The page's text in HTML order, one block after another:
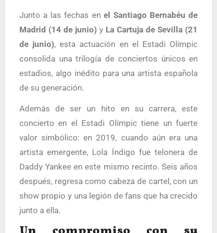
Junto a las fechas en el Santiago Bernabéu de
Madrid (14 de junio) y La Cartuja de Sevilla (21
de junio), esta actuación en el Estadi Olímpic
consolida una trilogía de conciertos únicos en
estadios, algo inédito para una artista española
de su generación.
Además de ser un hito en su carrera, este
concierto en el Estadi Olímpic tiene un fuerte
valor simbólico: en 2019, cuando aún era una
artista emergente, Lola Índigo fue telonera de
Daddy Yankee en este mismo recinto. Seis años
después, regresa como cabeza de cartel, con un
show propio y una legión de fans que ha crecido
junto a ella.